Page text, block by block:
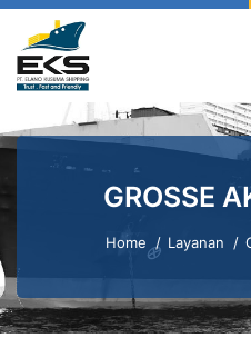
GROSSE
Home Layanan